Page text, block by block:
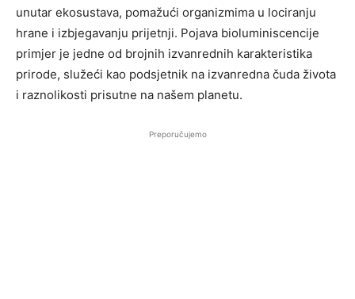
unutar ekosustava, pomažući organizmima u lociranju
hrane i izbjegavanju prijetnji. Pojava bioluminiscencije
primjer je jedne od brojnih izvanrednih karakteristika
prirode, služeći kao podsjetnik na izvanredna čuda života
i raznolikosti prisutne na našem planetu.
Preporučujemo